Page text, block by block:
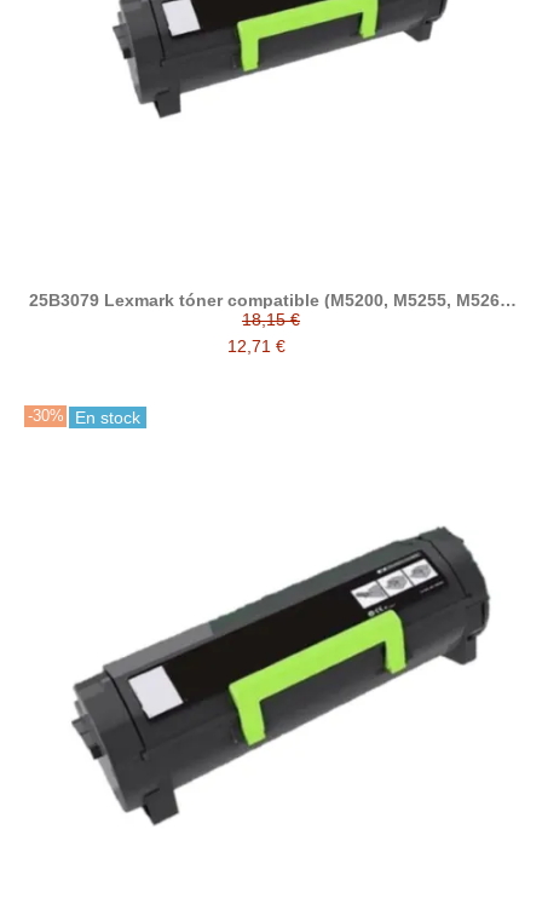
25B3079 Lexmark tóner compatible (M5200, M5255, M5260,
M5270, XM5360, XM5365, XM5370, XM5300)
18,15 €
12,71 €
-30% En stock